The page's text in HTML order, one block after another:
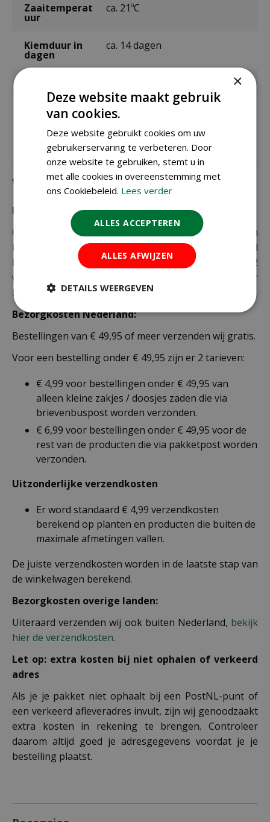
Zaaitemperat
uur
ca. 21ºC
Kiemduur in
dagen
ca. 14 dagen
Kleur rood
Verzending
Bezorging:
Om uw bestelling goed en veilig bij u thuis te laten
bezorgen maken wij gebruik van PostNL. De levertijd
bedraagt doorgaans tussen de 1 en 2
werkdagen. Deze bezorgtijd geldt zowel voor
Nederland als België.
Bezorgkosten Nederland:
Bestellingen van € 49,95 of meer verzenden wij gratis.
Voor een bestelling onder € 49,95 zijn er 2 tarieven:
€ 4,99 voor bestellingen onder € 49,95 van
alleen kleine zakjes / doosjes zaden die via
brievenbuspost worden verzonden.
€ 6,99 voor bestellingen onder € 49,95 voor de
rest van de producten die via pakketpost worden
verzonden.
Uitzonderlijke verzendkosten
Er word standaard € 4,99 verzendkosten
berekend op planten en producten die buiten de
maximale afmetingen vallen.
De juiste verzendkosten worden in de laatste stap van
de winkelwagen berekend.
Bezorgkosten overige landen:
Uiteraard verzenden wij ook buiten Nederland, bekijk
hier de verzendkosten.
Let op: extra kosten bij niet ophalen of verkeerd
adres
Als je je pakket niet ophaalt bij een PostNL-punt of
een verkeerd afleveradres invult, zijn wij genoodzaakt
extra kosten in rekening te brengen. Controleer
daarom altijd goed je adresgegevens voordat je je
bestelling plaatst.
×
Deze website maakt gebruik
van cookies.
Deze website gebruikt cookies om uw
gebruikerservaring te verbeteren. Door
onze website te gebruiken, stemt u in
met alle cookies in overeenstemming met
ons Cookiebeleid. Lees verder
ALLES ACCEPTEREN
ALLES AFWIJZEN
DETAILS WEERGEVEN